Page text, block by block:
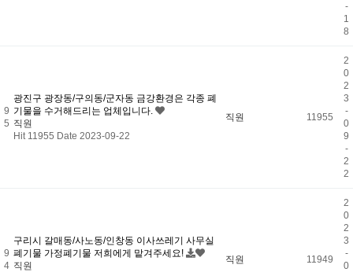
-
1
8
9
5
광진구 광장동/구의동/군자동 금강환경은 각종 폐
기물을 수거해드리는 업체입니다.
직원
Hit 11955 Date 2023-09-22
직원 11955
2
0
2
3
-
0
9
-
2
2
9
4
구리시 갈매동/사노동/인창동 이사쓰레기 사무실
폐기물 가정폐기물 저희에게 맡겨주세요!
직원
직원 11949
2
0
2
3
-
0